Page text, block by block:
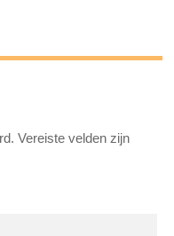
Vereiste velden zijn